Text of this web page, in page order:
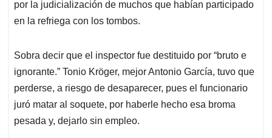
por la judicialización de muchos que habían participado
en la refriega con los tombos.
Sobra decir que el inspector fue destituido por “bruto e
ignorante.” Tonio Kröger, mejor Antonio García, tuvo que
perderse, a riesgo de desaparecer, pues el funcionario
juró matar al soquete, por haberle hecho esa broma
pesada y, dejarlo sin empleo.